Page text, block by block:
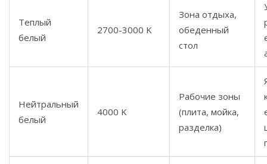
Теплый
белый
2700-3000 K
Зона отдыха,
обеденный
стол
Нейтральный
белый
4000 K
Рабочие зоны
(плита, мойка,
разделка)